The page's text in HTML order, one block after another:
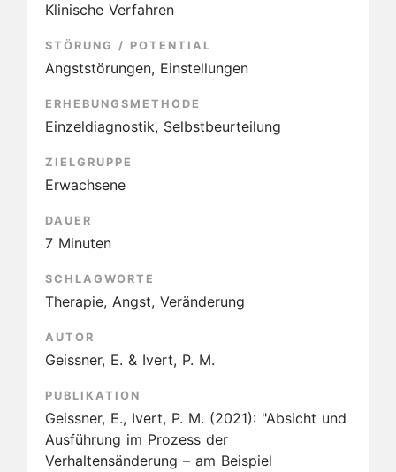
Klinische Verfahren
STÖRUNG / POTENTIAL
Angststörungen, Einstellungen
ERHEBUNGSMETHODE
Einzeldiagnostik, Selbstbeurteilung
ZIELGRUPPE
Erwachsene
DAUER
7 Minuten
SCHLAGWORTE
Therapie, Angst, Veränderung
AUTOR
Geissner, E. & Ivert, P. M.
PUBLIKATION
Geissner, E., Ivert, P. M. (2021): "Absicht und
Ausführung im Prozess der
Verhaltensänderung – am Beispiel